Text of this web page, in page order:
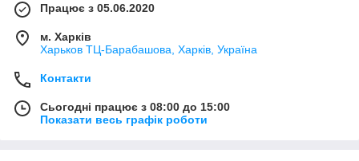
Працює з 05.06.2020
м. Харків
Харьков ТЦ-Барабашова, Харків, Україна
Контакти
Сьогодні працює з 08:00 до 15:00
Показати весь графік роботи